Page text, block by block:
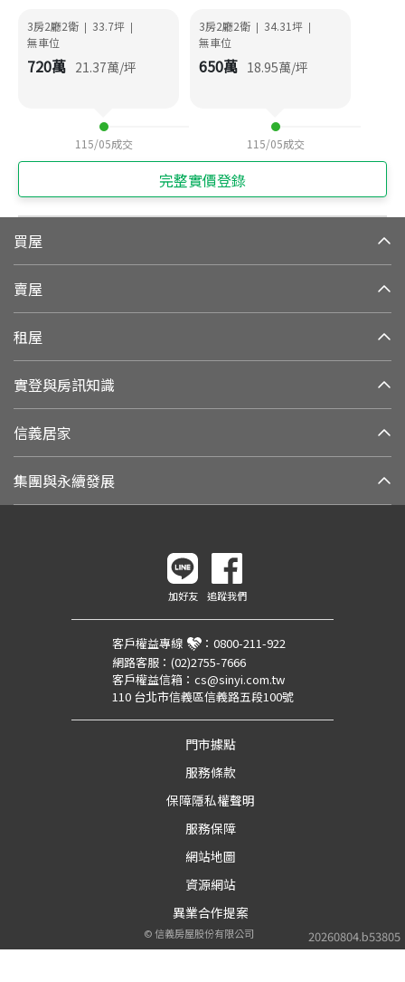
3房2廳2衛 | 33.7坪 |
無車位
720萬 21.37萬/坪
115/05成交
3房2廳2衛 | 34.31坪 |
無車位
650萬 18.95萬/坪
115/05成交
完整實價登錄
買屋
賣屋
租屋
實登與房訊知識
信義居家
集團與永續發展
20260804.b53805
加好友 追蹤我們
客戶權益專線 ： 0800-211-922
網路客服： (02)2755-7666
客戶權益信箱： cs@sinyi.com.tw
110 台北市信義區信義路五段100號
門市據點
服務條款
保障隱私權聲明
服務保障
網站地圖
資源網站
異業合作提案
©信義房屋股份有限公司